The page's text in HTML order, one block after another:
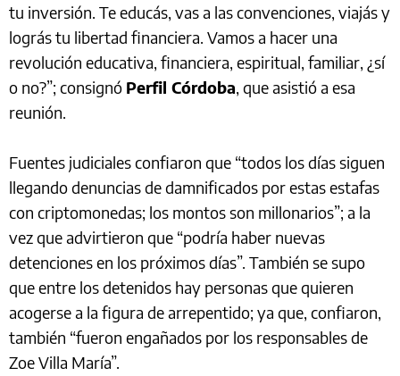
tu inversión. Te educás, vas a las convenciones, viajás y
lográs tu libertad financiera. Vamos a hacer una
revolución educativa, financiera, espiritual, familiar, ¿sí
o no?”; consignó Perfil Córdoba, que asistió a esa
reunión.
Fuentes judiciales confiaron que “todos los días siguen
llegando denuncias de damnificados por estas estafas
con criptomonedas; los montos son millonarios”; a la
vez que advirtieron que “podría haber nuevas
detenciones en los próximos días”. También se supo
que entre los detenidos hay personas que quieren
acogerse a la figura de arrepentido; ya que, confiaron,
también “fueron engañados por los responsables de
Zoe Villa María”.